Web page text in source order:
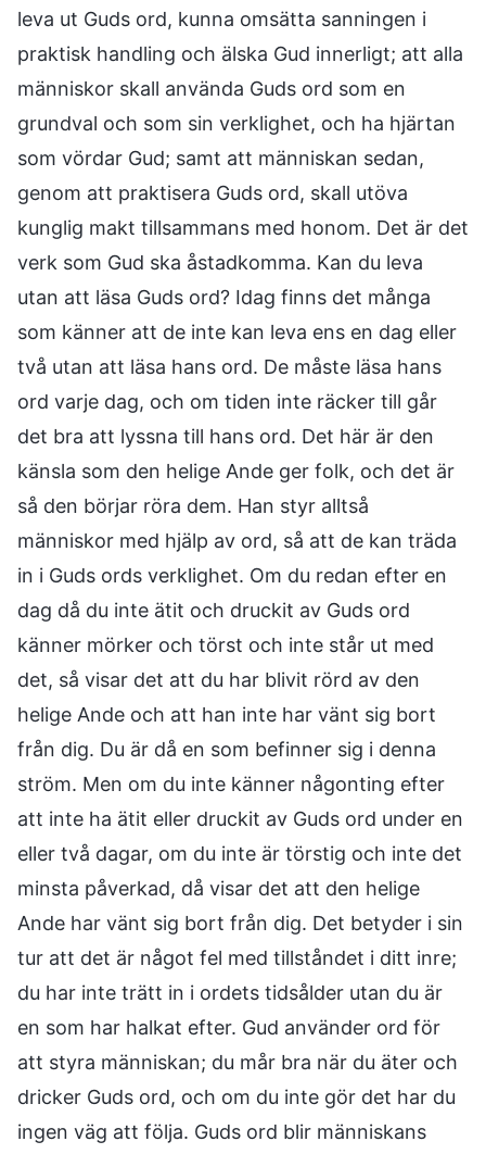
leva ut Guds ord, kunna omsätta sanningen i
praktisk handling och älska Gud innerligt; att alla
människor skall använda Guds ord som en
grundval och som sin verklighet, och ha hjärtan
som vördar Gud; samt att människan sedan,
genom att praktisera Guds ord, skall utöva
kunglig makt tillsammans med honom. Det är det
verk som Gud ska åstadkomma. Kan du leva
utan att läsa Guds ord? Idag finns det många
som känner att de inte kan leva ens en dag eller
två utan att läsa hans ord. De måste läsa hans
ord varje dag, och om tiden inte räcker till går
det bra att lyssna till hans ord. Det här är den
känsla som den helige Ande ger folk, och det är
så den börjar röra dem. Han styr alltså
människor med hjälp av ord, så att de kan träda
in i Guds ords verklighet. Om du redan efter en
dag då du inte ätit och druckit av Guds ord
känner mörker och törst och inte står ut med
det, så visar det att du har blivit rörd av den
helige Ande och att han inte har vänt sig bort
från dig. Du är då en som befinner sig i denna
ström. Men om du inte känner någonting efter
att inte ha ätit eller druckit av Guds ord under en
eller två dagar, om du inte är törstig och inte det
minsta påverkad, då visar det att den helige
Ande har vänt sig bort från dig. Det betyder i sin
tur att det är något fel med tillståndet i ditt inre;
du har inte trätt in i ordets tidsålder utan du är
en som har halkat efter. Gud använder ord för
att styra människan; du mår bra när du äter och
dricker Guds ord, och om du inte gör det har du
ingen väg att följa. Guds ord blir människans